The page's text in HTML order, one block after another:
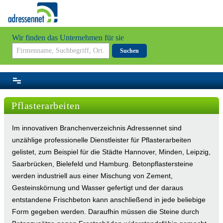
Wir finden das Unternehmen für sie
Suchen
Pflasterarbeiten
Im innovativen Branchenverzeichnis Adressennet sind
unzählige professionelle Dienstleister für Pflasterarbeiten
gelistet, zum Beispiel für die Städte Hannover, Minden, Leipzig,
Saarbrücken, Bielefeld und Hamburg. Betonpflastersteine
werden industriell aus einer Mischung von Zement,
Gesteinskörnung und Wasser gefertigt und der daraus
entstandene Frischbeton kann anschließend in jede beliebige
Form gegeben werden. Daraufhin müssen die Steine durch